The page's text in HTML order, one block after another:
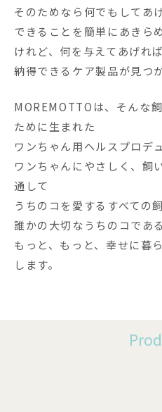
そのためなら何でもしてあ
できることを簡単にあきら
けれど、何を与えてあげれ
納得できるケア製品が見つ
MOREMOTTOは、そんな
ために生まれた
ワンちゃん用ヘルスプロデ
ワンちゃんにやさしく、飼
通して
うちのコを愛するすべての
誰かの大切なうちのコであ
もっと、もっと、幸せに暮
します。